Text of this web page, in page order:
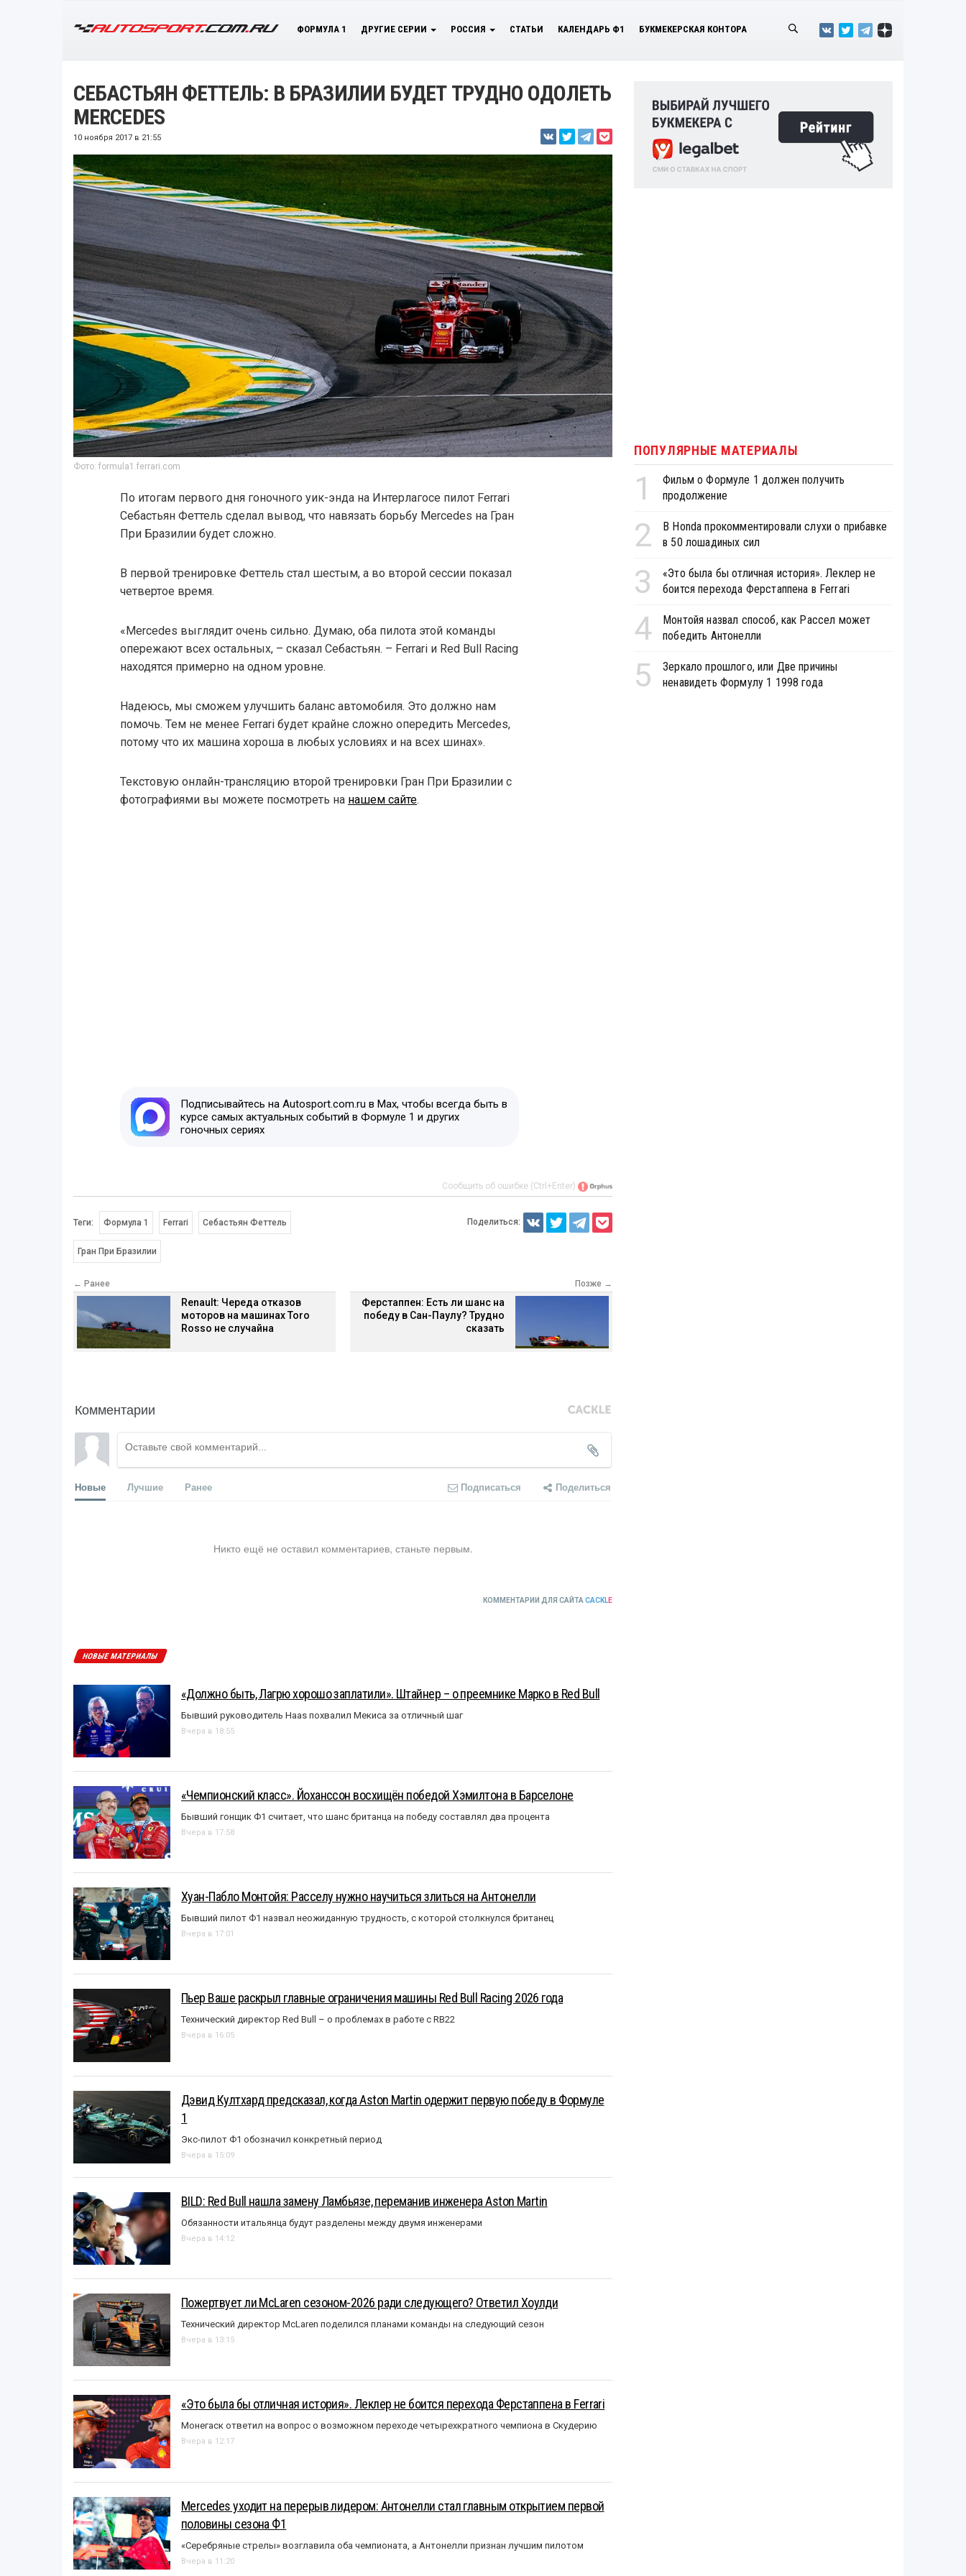
ФОРМУЛА 1 ДРУГИЕ СЕРИИ РОССИЯ СТАТЬИ КАЛЕНДАРЬ Ф1 БУКМЕКЕРСКАЯ КОНТОРА
СЕБАСТЬЯН ФЕТТЕЛЬ: В БРАЗИЛИИ БУДЕТ ТРУДНО ОДОЛЕТЬ
MERCEDES
10 ноября 2017 в 21:55
Фото: formula1.ferrari.com
По итогам первого дня гоночного уик-энда на Интерлагосе пилот Ferrari
Себастьян Феттель сделал вывод, что навязать борьбу Mercedes на Гран
При Бразилии будет сложно.
В первой тренировке Феттель стал шестым, а во второй сессии показал
четвертое время.
«Mercedes выглядит очень сильно. Думаю, оба пилота этой команды
опережают всех остальных, – сказал Себастьян. – Ferrari и Red Bull Racing
находятся примерно на одном уровне.
Надеюсь, мы сможем улучшить баланс автомобиля. Это должно нам
помочь. Тем не менее Ferrari будет крайне сложно опередить Mercedes,
потому что их машина хороша в любых условиях и на всех шинах».
Текстовую онлайн-трансляцию второй тренировки Гран При Бразилии с
фотографиями вы можете посмотреть на нашем сайте.
Подписывайтесь на Autosport.com.ru в Max, чтобы всегда быть в
курсе самых актуальных событий в Формуле 1 и других
гоночных сериях
Сообщить об ошибке (Ctrl+Enter)
Теги: Формула 1 Ferrari Себастьян Феттель
Гран При Бразилии
Поделиться:
← Ранее
Renault: Череда отказов
моторов на машинах Toro
Rosso не случайна
Позже →
Ферстаппен: Есть ли шанс на
победу в Сан-Паулу? Трудно
сказать
Комментарии
Новые Лучшие Ранее Подписаться Поделиться
Никто ещё не оставил комментариев, станьте первым.
КОММЕНТАРИИ ДЛЯ САЙТА CACKLE
НОВЫЕ МАТЕРИАЛЫ
«Должно быть, Лагрю хорошо заплатили». Штайнер – о преемнике Марко в Red Bull
Бывший руководитель Haas похвалил Мекиса за отличный шаг
Вчера в 18:55
«Чемпионский класс». Йоханссон восхищён победой Хэмилтона в Барселоне
Бывший гонщик Ф1 считает, что шанс британца на победу составлял два процента
Вчера в 17:58
Хуан-Пабло Монтойя: Расселу нужно научиться злиться на Антонелли
Бывший пилот Ф1 назвал неожиданную трудность, с которой столкнулся британец
Вчера в 17:01
Пьер Ваше раскрыл главные ограничения машины Red Bull Racing 2026 года
Технический директор Red Bull – о проблемах в работе с RB22
Вчера в 16:05
Дэвид Култхард предсказал, когда Aston Martin одержит первую победу в Формуле
1
Экс-пилот Ф1 обозначил конкретный период
Вчера в 15:09
BILD: Red Bull нашла замену Ламбьязе, переманив инженера Aston Martin
Обязанности итальянца будут разделены между двумя инженерами
Вчера в 14:12
Пожертвует ли McLaren сезоном-2026 ради следующего? Ответил Хоулди
Технический директор McLaren поделился планами команды на следующий сезон
Вчера в 13:15
«Это была бы отличная история». Леклер не боится перехода Ферстаппена в Ferrari
Монегаск ответил на вопрос о возможном переходе четырехкратного чемпиона в Скудерию
Вчера в 12:17
Mercedes уходит на перерыв лидером: Антонелли стал главным открытием первой
половины сезона Ф1
«Серебряные стрелы» возглавила оба чемпионата, а Антонелли признан лучшим пилотом
Вчера в 11:20
ПОПУЛЯРНЫЕ МАТЕРИАЛЫ
1
Фильм о Формуле 1 должен получить
продолжение
2
В Honda прокомментировали слухи о прибавке
в 50 лошадиных сил
3
«Это была бы отличная история». Леклер не
боится перехода Ферстаппена в Ferrari
4
Монтойя назвал способ, как Рассел может
победить Антонелли
5
Зеркало прошлого, или Две причины
ненавидеть Формулу 1 1998 года